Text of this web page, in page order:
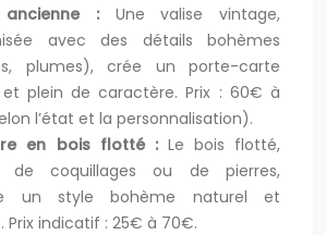
ancienne : Une valise vintage,
avec des détails bohèmes
plumes), crée un porte-carte
plein de caractère. Prix : 60€ à
l’état et la personnalisation).
en bois flotté : Le bois flotté,
de coquillages ou de pierres,
un style bohème naturel et
Prix indicatif : 25€ à 70€.